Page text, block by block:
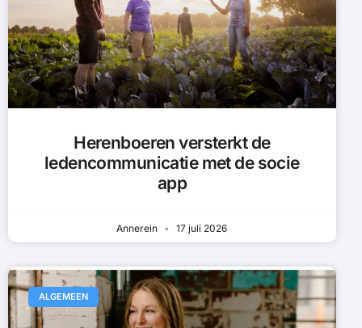
Herenboeren versterkt de
ledencommunicatie met de socie
app
Annerein 17 juli 2026
ALGEMEEN